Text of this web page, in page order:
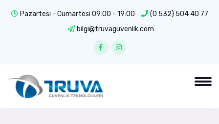
Pazartesi - Cumartesi 09:00 - 19:00
(0 532) 504 40 77
bilgi@truvaguvenlik.com